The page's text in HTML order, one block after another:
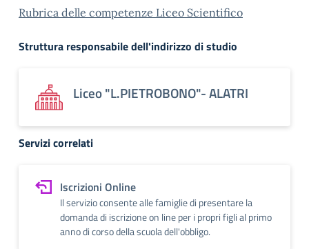
Rubrica delle competenze Liceo Scientifico
Struttura responsabile dell'indirizzo di studio
Liceo "L.PIETROBONO"- ALATRI
Servizi correlati
Iscrizioni Online
Il servizio consente alle famiglie di presentare la
domanda di iscrizione on line per i propri figli al primo
anno di corso della scuola dell'obbligo.